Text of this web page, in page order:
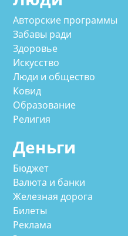
Авторские программы
Забавы ради
Здоровье
Искусство
Люди и общество
Ковид
Образование
Религия
Деньги
Бюджет
Валюта и банки
Железная дорога
Билеты
Реклама